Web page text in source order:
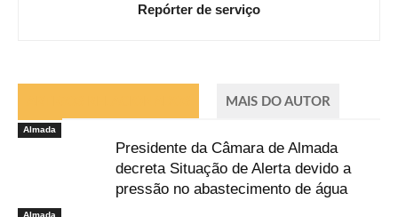
Repórter de serviço
MAIS DO AUTOR
Almada
Presidente da Câmara de Almada
decreta Situação de Alerta devido a
pressão no abastecimento de água
Almada